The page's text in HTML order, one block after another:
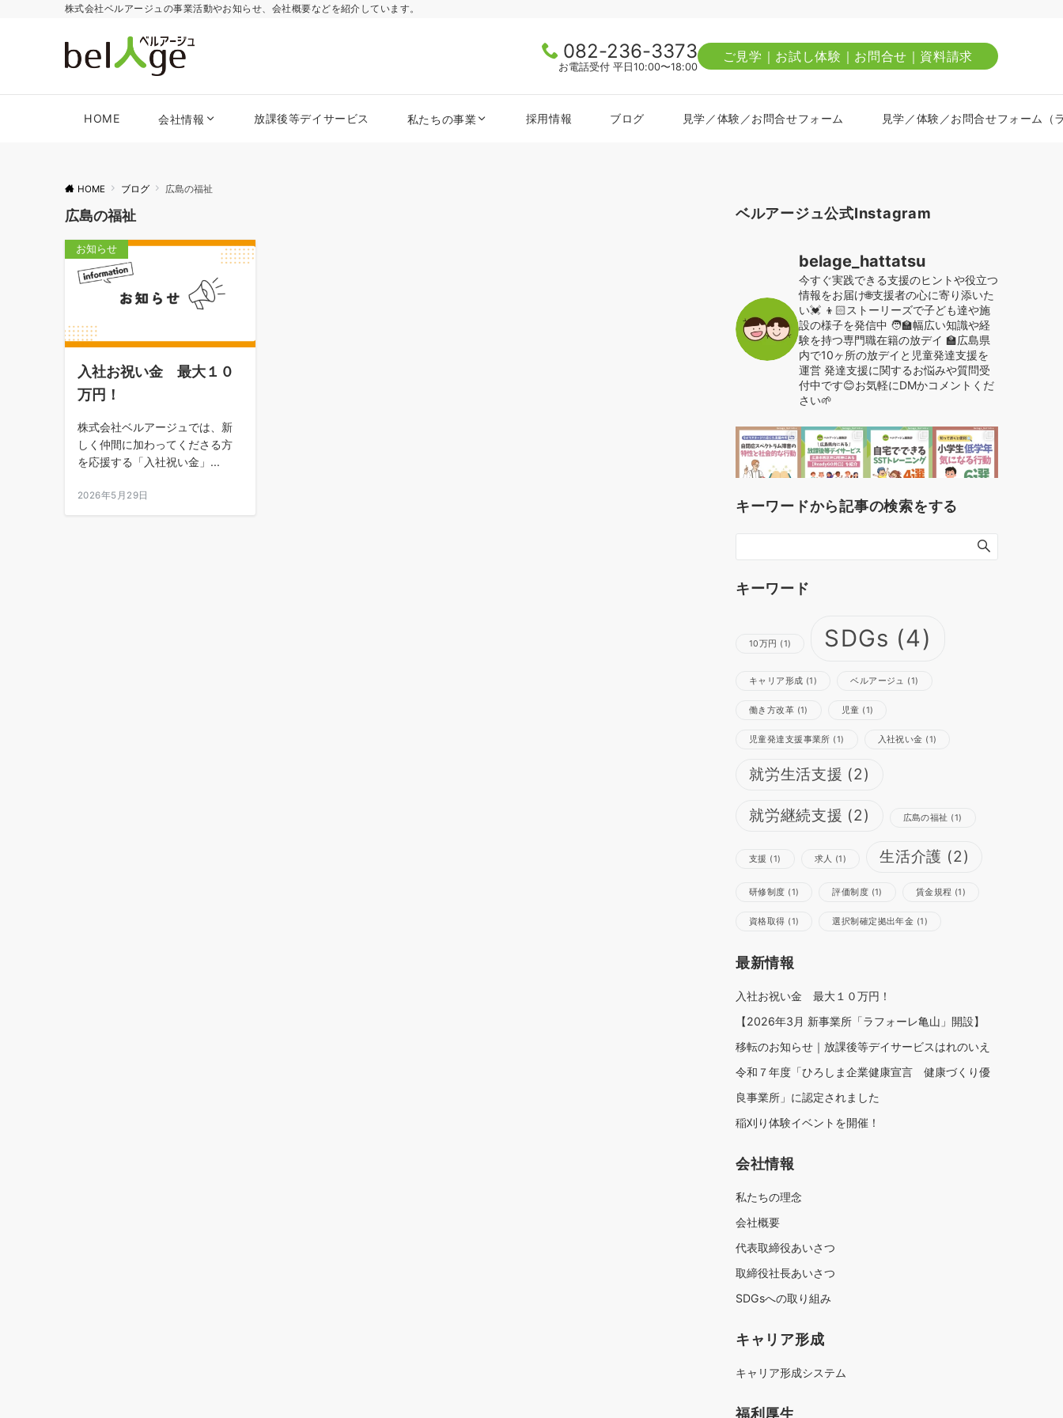
株式会社ベルアージュの事業活動やお知らせ、会社概要などを紹介しています。
082-236-3373
お電話受付 平日10:00〜18:00
ご見学｜お試し体験｜お問合せ｜資料請求
HOME 会社情報 放課後等デイサービス 私たちの事業 採用情報 ブログ 見学／体験／お問合せフォーム 見学／体験／お問合せフォーム（
HOME ブログ 広島の福祉
広島の福祉
お知らせ
入社お祝い金 最大１０
万円！
株式会社ベルアージュでは、新
しく仲間に加わってくださる方
を応援する「入社祝い金」...
2026年5月29日
ベルアージュ公式Instagram
belage_hattatsu
今すぐ実践できる支援のヒントや役立つ
情報をお届け🌐支援者の心に寄り添いた
い💓 👦🏻ストーリーズで子ども達や施
設の様子を発信中 🧑‍🏫幅広い知識や経
験を持つ専門職在籍の放デイ 🏫広島県
内で10ヶ所の放デイと児童発達支援を
運営 発達支援に関するお悩みや質問受
付中です😊お気軽にDMかコメントくだ
さい🌱
さらに読み込む
キーワードから記事の検索をする
キーワード
10万円 (1) SDGs (4)
キャリア形成 (1) ベルアージュ (1)
働き方改革 (1) 児童 (1)
児童発達支援事業所 (1) 入社祝い金 (1)
就労生活支援 (2)
就労継続支援 (2) 広島の福祉 (1)
支援 (1) 求人 (1) 生活介護 (2)
研修制度 (1) 評価制度 (1) 賃金規程 (1)
資格取得 (1) 選択制確定拠出年金 (1)
最新情報
入社お祝い金 最大１０万円！
【2026年3月 新事業所「ラフォーレ亀山」開設】
移転のお知らせ｜放課後等デイサービスはれのいえ
令和７年度「ひろしま企業健康宣言 健康づくり優
良事業所」に認定されました
稲刈り体験イベントを開催！
会社情報
私たちの理念
会社概要
代表取締役あいさつ
取締役社長あいさつ
SDGsへの取り組み
キャリア形成
キャリア形成システム
福利厚生